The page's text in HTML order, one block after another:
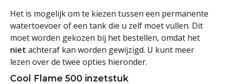
Het is mogelijk om te kiezen tussen een permanente
watertoevoer of een tank die u zelf moet vullen. Dit
moet worden gekozen bij het bestellen, omdat het
niet achteraf kan worden gewijzigd. U kunt meer
lezen over de twee opties hieronder.
Cool Flame 500 inzetstuk